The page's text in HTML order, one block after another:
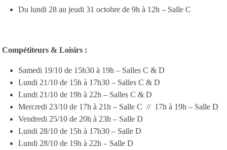
Du lundi 28 au jeudi 31 octobre de 9h à 12h – Salle C
Compétiteurs & Loisirs :
Samedi 19/10 de 15h30 à 19h – Salles C & D
Lundi 21/10 de 15h à 17h30 – Salles C & D
Lundi 21/10 de 19h à 22h – Salles C & D
Mercredi 23/10 de 17h à 21h – Salle C // 17h à 19h – Salle D
Vendredi 25/10 de 20h à 23h – Salle D
Lundi 28/10 de 15h à 17h30 – Salle D
Lundi 28/10 de 19h à 22h – Salle D